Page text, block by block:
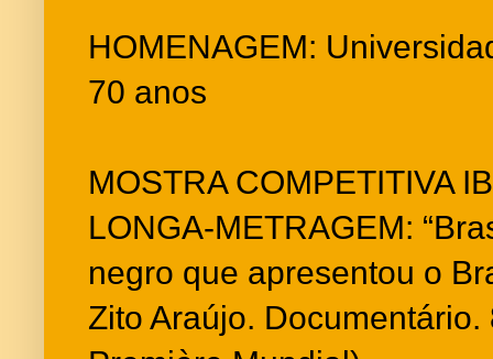
HOMENAGEM:
70 anos
MOSTRA COMPETITIVA
LONGA-METRAGEM:
negro que apresentou o
Zito Araújo. Documentário.